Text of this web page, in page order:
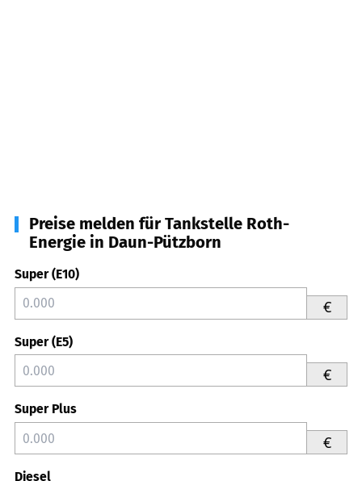
Preise melden für Tankstelle Roth-
Energie in Daun-Pützborn
Super (E10)
€
Super (E5)
€
Super Plus
€
Diesel